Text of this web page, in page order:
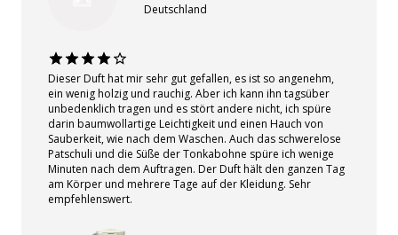
Deutschland
Dieser Duft hat mir sehr gut gefallen, es ist so angenehm,
ein wenig holzig und rauchig. Aber ich kann ihn tagsüber
unbedenklich tragen und es stört andere nicht, ich spüre
darin baumwollartige Leichtigkeit und einen Hauch von
Sauberkeit, wie nach dem Waschen. Auch das schwerelose
Patschuli und die Süße der Tonkabohne spüre ich wenige
Minuten nach dem Auftragen. Der Duft hält den ganzen Tag
am Körper und mehrere Tage auf der Kleidung. Sehr
empfehlenswert.